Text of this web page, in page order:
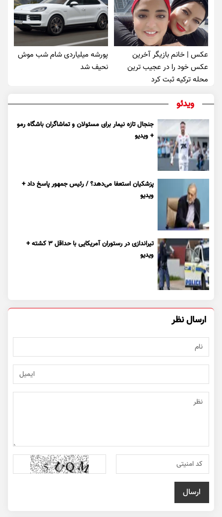
عکس | خانم بازیگر آخرین
عکس خود را در عجیب ترین
محله ترکیه ثبت کرد
پورشه میلیاردی شام شب موش‌
نحیف شد
ویدئو
جنجال تازه نیمار برای مسئولان و تماشاگران باشگاه رمو
+ ویدیو
پزشکیان استعفا می‌دهد؟ / رئیس جمهور پاسخ داد +
ویدیو
تیراندازی در رستوران آمریکایی با حداقل ۳ کشته +
ویدیو
ارسال نظر